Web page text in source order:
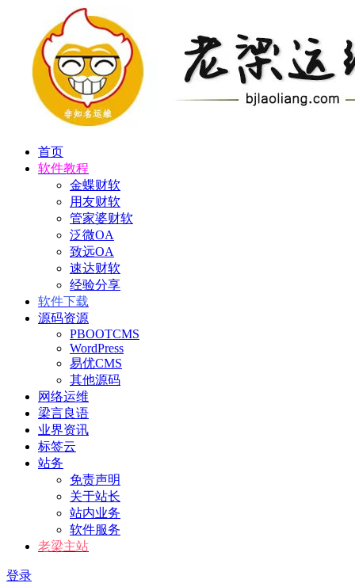
首页
软件教程
金蝶财软
用友财软
管家婆财软
泛微OA
致远OA
速达财软
经验分享
软件下载
源码资源
PBOOTCMS
WordPress
易优CMS
其他源码
网络运维
梁言良语
业界资讯
标签云
站务
免责声明
关于站长
站内业务
软件服务
老梁主站
登录